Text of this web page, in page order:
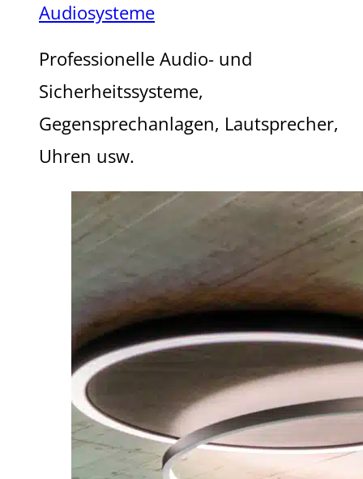
Audiosysteme
Professionelle Audio- und
Sicherheitssysteme,
Gegensprechanlagen, Lautsprecher,
Uhren usw.